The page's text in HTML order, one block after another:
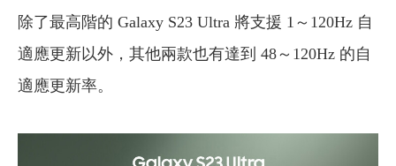
除了最高階的 Galaxy S23 Ultra 將支援 1～120Hz 自
適應更新以外，其他兩款也有達到 48～120Hz 的自
適應更新率。